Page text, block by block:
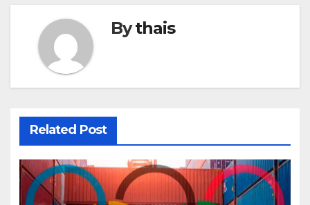
Bythais
Related Post